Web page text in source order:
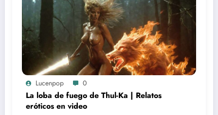
Lucenpop 0
La loba de fuego de Thul-Ka | Relatos
eróticos en video